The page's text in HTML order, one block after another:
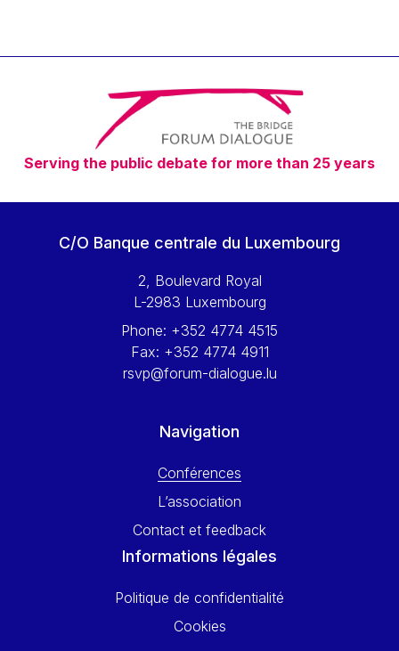
Timothy Radcliffe
Vaclav Klaus
Vassilios Skouris
Vítor Manuel da Silva Caldeira
Viviane Reding
Walter Hagg
Wolfgang Ketterle
Yossi Beillin
Yves FRANCHET
Serving the public debate for more than 25 years
C/O Banque centrale du Luxembourg
2, Boulevard Royal
L-2983 Luxembourg
Phone: +352 4774 4515
Fax: +352 4774 4911
rsvp@forum-dialogue.lu
Navigation
Conférences
L’association
Contact et feedback
Informations légales
Politique de confidentialité
Cookies